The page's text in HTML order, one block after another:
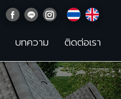
บทความ ติดต่อเรา